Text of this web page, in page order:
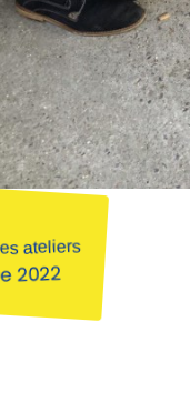
ateliers
2022